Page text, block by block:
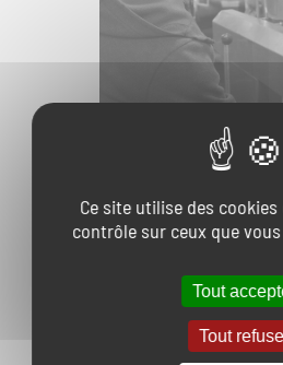
ME
Ce site utilise des
contrôle sur ceux que
Tout
Tout